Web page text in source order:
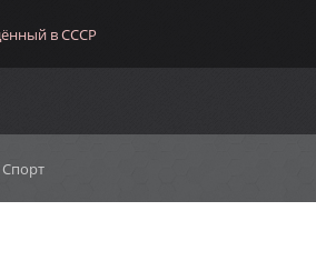
в СССР
Спорт